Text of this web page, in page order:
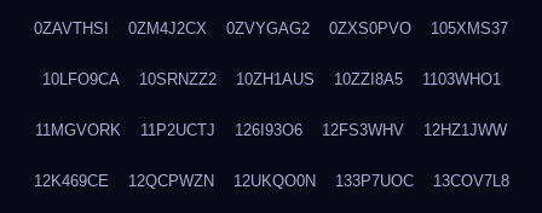
0ZAVTHSI 0ZM4J2CX 0ZVYGAG2 0ZXS0PVO 105XMS37
10LFO9CA 10SRNZZ2 10ZH1AUS 10ZZI8A5 1103WHO1
11MGVORK 11P2UCTJ 126I93O6 12FS3WHV 12HZ1JWW
12K469CE 12QCPWZN 12UKQO0N 133P7UOC 13COV7L8